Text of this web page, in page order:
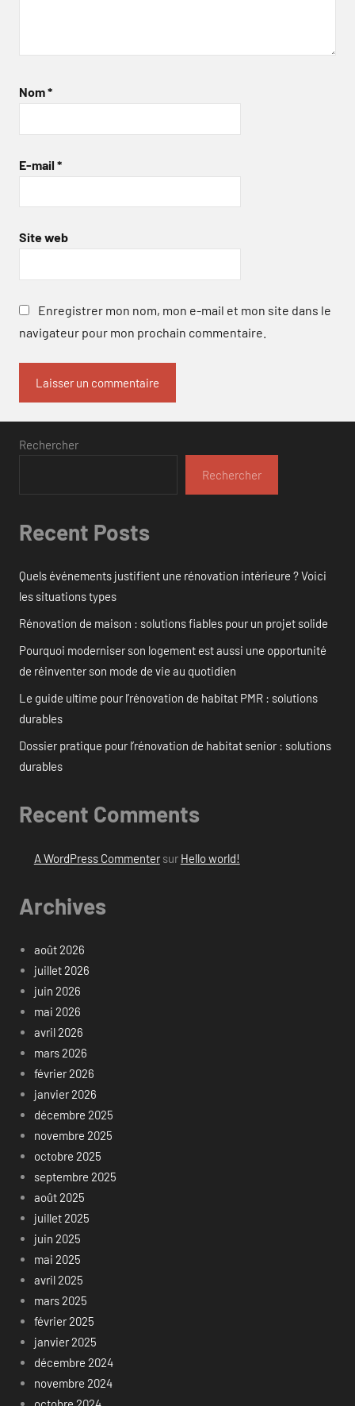
Nom*
E-mail *
Site web
Enregistrer mon nom, mon e-mail et mon site dans le
navigateur pour mon prochain commentaire.
Rechercher
Rechercher
Recent Posts
Quels événements justifient une rénovation intérieure ? Voici
les situations types
Rénovation de maison : solutions fiables pour un projet solide
Pourquoi moderniser son logement est aussi une opportunité
de réinventer son mode de vie au quotidien
Le guide ultime pour l’rénovation de habitat PMR : solutions
durables
Dossier pratique pour l’rénovation de habitat senior : solutions
durables
Recent Comments
A WordPress Commentersur Hello world!
Archives
août 2026
juillet 2026
juin 2026
mai 2026
avril 2026
mars 2026
février 2026
janvier 2026
décembre 2025
novembre 2025
octobre 2025
septembre 2025
août 2025
juillet 2025
juin 2025
mai 2025
avril 2025
mars 2025
février 2025
janvier 2025
décembre 2024
novembre 2024